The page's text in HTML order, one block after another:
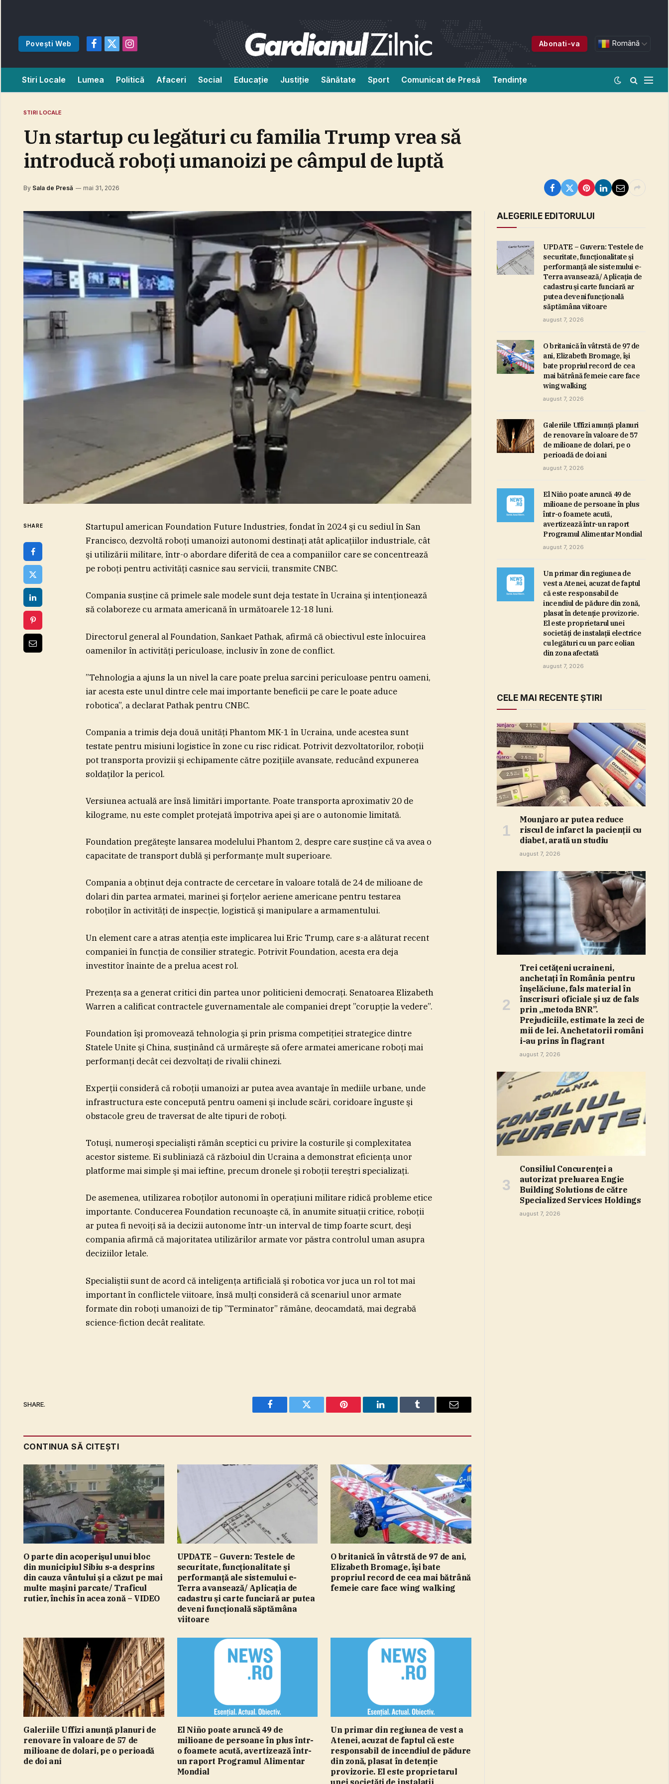
Povești Web
Facebook
X
Instagram
Abonati-va Română
Stiri Locale Lumea Politică Afaceri Social Educație Justiție Sănătate Sport Comunicat de Presă Tendințe
STIRI LOCALE
Un startup cu legături cu familia Trump vrea să
introducă roboţi umanoizi pe câmpul de luptă
By Sala de Presă mai 31, 2026
SHARE
Startupul american Foundation Future Industries, fondat în 2024 şi cu sediul în San
Francisco, dezvoltă roboţi umanoizi autonomi destinaţi atât aplicaţiilor industriale, cât
şi utilizării militare, într-o abordare diferită de cea a companiilor care se concentrează
pe roboţi pentru activităţi casnice sau servicii, transmite CNBC.
Compania susţine că primele sale modele sunt deja testate în Ucraina şi intenţionează
să colaboreze cu armata americană în următoarele 12-18 luni.
Directorul general al Foundation, Sankaet Pathak, afirmă că obiectivul este înlocuirea
oamenilor în activităţi periculoase, inclusiv în zone de conflict.
”Tehnologia a ajuns la un nivel la care poate prelua sarcini periculoase pentru oameni,
iar acesta este unul dintre cele mai importante beneficii pe care le poate aduce
robotica”, a declarat Pathak pentru CNBC.
Compania a trimis deja două unităţi Phantom MK-1 în Ucraina, unde acestea sunt
testate pentru misiuni logistice în zone cu risc ridicat. Potrivit dezvoltatorilor, roboţii
pot transporta provizii şi echipamente către poziţiile avansate, reducând expunerea
soldaţilor la pericol.
Versiunea actuală are însă limitări importante. Poate transporta aproximativ 20 de
kilograme, nu este complet protejată împotriva apei şi are o autonomie limitată.
Foundation pregăteşte lansarea modelului Phantom 2, despre care susţine că va avea o
capacitate de transport dublă şi performanţe mult superioare.
Compania a obţinut deja contracte de cercetare în valoare totală de 24 de milioane de
dolari din partea armatei, marinei şi forţelor aeriene americane pentru testarea
roboţilor în activităţi de inspecţie, logistică şi manipulare a armamentului.
Un element care a atras atenţia este implicarea lui Eric Trump, care s-a alăturat recent
companiei în funcţia de consilier strategic. Potrivit Foundation, acesta era deja
investitor înainte de a prelua acest rol.
Prezenţa sa a generat critici din partea unor politicieni democraţi. Senatoarea Elizabeth
Warren a calificat contractele guvernamentale ale companiei drept ”corupţie la vedere”.
Foundation îşi promovează tehnologia şi prin prisma competiţiei strategice dintre
Statele Unite şi China, susţinând că urmăreşte să ofere armatei americane roboţi mai
performanţi decât cei dezvoltaţi de rivalii chinezi.
Experţii consideră că roboţii umanoizi ar putea avea avantaje în mediile urbane, unde
infrastructura este concepută pentru oameni şi include scări, coridoare înguste şi
obstacole greu de traversat de alte tipuri de roboţi.
Totuşi, numeroşi specialişti rămân sceptici cu privire la costurile şi complexitatea
acestor sisteme. Ei subliniază că războiul din Ucraina a demonstrat eficienţa unor
platforme mai simple şi mai ieftine, precum dronele şi roboţii tereştri specializaţi.
De asemenea, utilizarea roboţilor autonomi în operaţiuni militare ridică probleme etice
importante. Conducerea Foundation recunoaşte că, în anumite situaţii critice, roboţii
ar putea fi nevoiţi să ia decizii autonome într-un interval de timp foarte scurt, deşi
compania afirmă că majoritatea utilizărilor armate vor păstra controlul uman asupra
deciziilor letale.
Specialiştii sunt de acord că inteligenţa artificială şi robotica vor juca un rol tot mai
important în conflictele viitoare, însă mulţi consideră că scenariul unor armate
formate din roboţi umanoizi de tip ”Terminator” rămâne, deocamdată, mai degrabă
science-fiction decât realitate.
SHARE.
Facebook Twitter Pinterest LinkedIn Tumblr Email
CONTINUA SĂ CITEȘTI
O parte din acoperişul unui bloc
din municipiul Sibiu s-a desprins
din cauza vântului şi a căzut pe mai
multe maşini parcate/ Traficul
rutier, închis în acea zonă – VIDEO
UPDATE – Guvern: Testele de
securitate, funcţionalitate şi
performanţă ale sistemului e-
Terra avansează/ Aplicaţia de
cadastru şi carte funciară ar putea
deveni funcţională săptămâna
viitoare
O britanică în vâtrstă de 97 de ani,
Elizabeth Bromage, îşi bate
propriul record de cea mai bătrână
femeie care face wing walking
Galeriile Uffizi anunţă planuri de
renovare în valoare de 57 de
milioane de dolari, pe o perioadă
de doi ani
El Niño poate aruncă 49 de
milioane de persoane în plus într-
o foamete acută, avertizează într-
un raport Programul Alimentar
Mondial
Un primar din regiunea de vest a
Atenei, acuzat de faptul că este
responsabil de incendiul de pădure
din zonă, plasat în detenţie
provizorie. El este proprietarul
unei societăţi de instalaţii
ALEGERILE EDITORULUI
UPDATE – Guvern: Testele de
securitate, funcţionalitate şi
performanţă ale sistemului e-
Terra avansează/ Aplicaţia de
cadastru şi carte funciară ar
putea deveni funcţională
săptămâna viitoare
august 7, 2026
O britanică în vâtrstă de 97 de
ani, Elizabeth Bromage, îşi
bate propriul record de cea
mai bătrână femeie care face
wing walking
august 7, 2026
Galeriile Uffizi anunţă planuri
de renovare în valoare de 57
de milioane de dolari, pe o
perioadă de doi ani
august 7, 2026
El Niño poate aruncă 49 de
milioane de persoane în plus
într-o foamete acută,
avertizează într-un raport
Programul Alimentar Mondial
august 7, 2026
Un primar din regiunea de
vest a Atenei, acuzat de faptul
că este responsabil de
incendiul de pădure din zonă,
plasat în detenţie provizorie.
El este proprietarul unei
societăţi de instalaţii electrice
cu legături cu un parc eolian
din zona afectată
august 7, 2026
CELE MAI RECENTE ȘTIRI
Mounjaro ar putea reduce
riscul de infarct la pacienţii cu
diabet, arată un studiu
august 7, 2026
Trei cetăţeni ucraineni,
anchetaţi în România pentru
înşelăciune, fals material în
înscrisuri oficiale şi uz de fals
prin „metoda BNR”.
Prejudiciile, estimate la zeci de
mii de lei. Anchetatorii români
i-au prins în flagrant
august 7, 2026
Consiliul Concurenţei a
autorizat preluarea Engie
Building Solutions de către
Specialized Services Holdings
august 7, 2026